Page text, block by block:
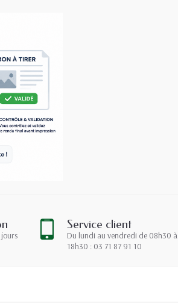
Service client
Du lundi au vendredi de 08h30 à
18h30 : 03 71 87 91 10